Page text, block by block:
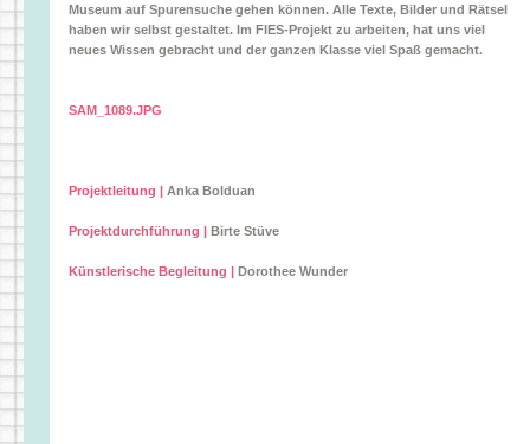
Museum auf Spurensuche gehen können. Alle Texte, Bilder und Rätsel
haben wir selbst gestaltet. Im FIES-Projekt zu arbeiten, hat uns viel
neues Wissen gebracht und der ganzen Klasse viel Spaß gemacht.
SAM_1089.JPG
Projektleitung | Anka Bolduan
Projektdurchführung | Birte Stüve
Künstlerische Begleitung | Dorothee Wunder